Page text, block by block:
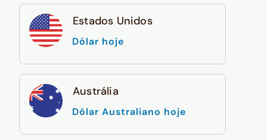
Estados Unidos
Dólar hoje
Austrália
Dólar Australiano hoje